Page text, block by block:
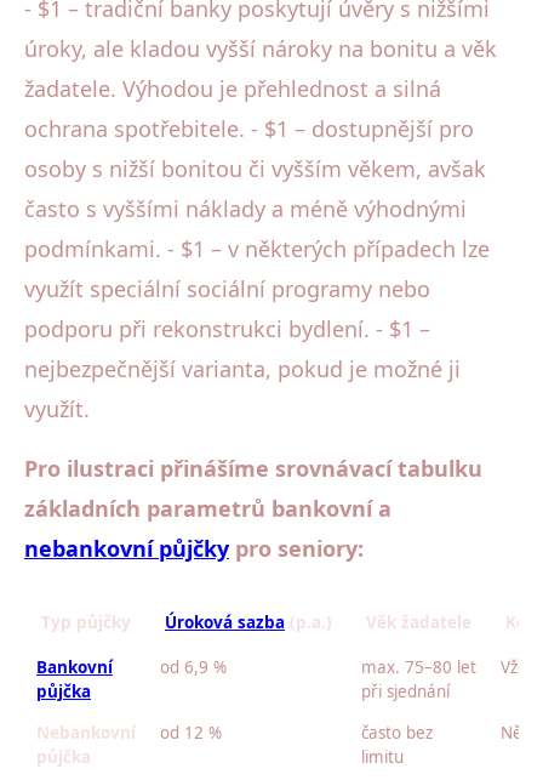
- $1 – tradiční banky poskytují úvěry s nižšími
úroky, ale kladou vyšší nároky na bonitu a věk
žadatele. Výhodou je přehlednost a silná
ochrana spotřebitele. - $1 – dostupnější pro
osoby s nižší bonitou či vyšším věkem, avšak
často s vyššími náklady a méně výhodnými
podmínkami. - $1 – v některých případech lze
využít speciální sociální programy nebo
podporu při rekonstrukci bydlení. - $1 –
nejbezpečnější varianta, pokud je možné ji
využít.
Pro ilustraci přinášíme srovnávací tabulku
základních parametrů bankovní a
nebankovní půjčky pro seniory:
Typ půjčky Úroková sazba (p.a.) Věk žadatele
Bankovní
půjčka
od 6,9 %
max. 75–80 let
při sjednání
Vždy
Nebankovní
půjčka
od 12 %
často bez
limitu